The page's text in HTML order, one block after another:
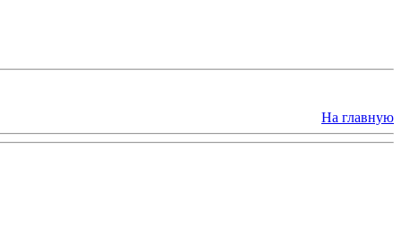
На главную